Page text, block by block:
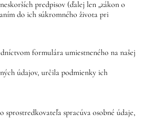
predpisov (ďalej len „zákon o
do ich súkromného života pri
formulára umiestneného na našej
údajov, určila podmienky ich
spracúva osobné údaje,